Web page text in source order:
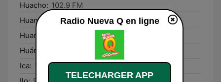
Huacho: 102.9 FM
Huancabamba: 100.1 FM
Huancayo:
Huánuco:
Ica: 105.9 FM
Radio Nueva Q en ligne
TELECHARGER APP